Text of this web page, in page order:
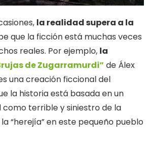
la realidad supera a la
que la ficción está muchas veces
reales. Por ejemplo, la
de Zugarramurdi” de Álex
una creación ficcional del
la historia está basada en un
terrible y siniestro de la
“herejía” en este pequeño pueblo